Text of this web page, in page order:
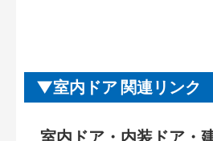
室内ドア 関連リンク